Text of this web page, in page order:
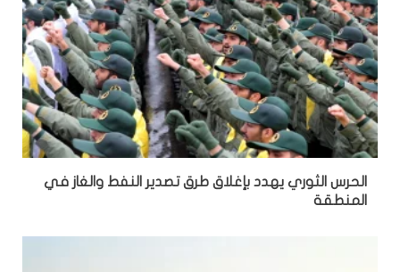
الحرس الثوري يهدد بإغلاق طرق تصدير النفط والغاز في
المنطقة